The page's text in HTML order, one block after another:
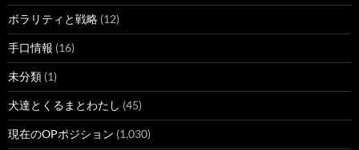
ボラリティと戦略 (12)
手口情報 (16)
未分類 (1)
犬達とくるまとわたし (45)
現在のOPポジション (1,030)